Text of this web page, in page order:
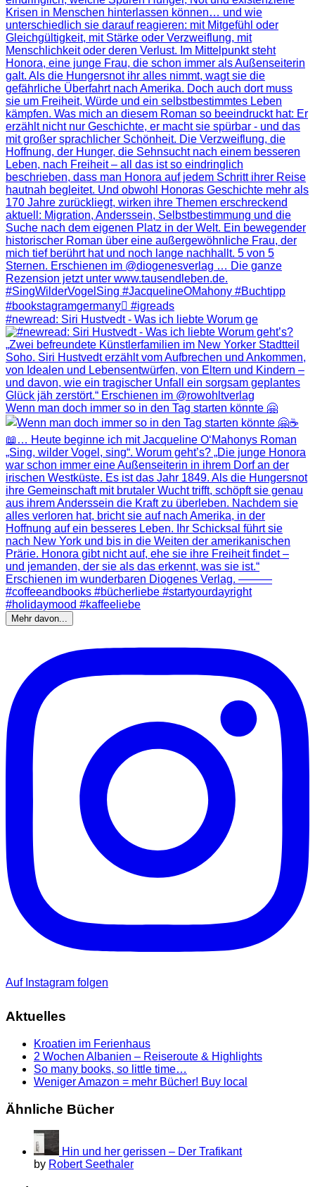
#newread: Siri Hustvedt - Was ich liebte Worum ge
Wenn man doch immer so in den Tag starten könnte 🤗
Mehr davon...
Auf Instagram folgen
Aktuelles
Kroatien im Ferienhaus
2 Wochen Albanien – Reiseroute & Highlights
So many books, so little time…
Weniger Amazon = mehr Bücher! Buy local
Ähnliche Bücher
Hin und her gerissen – Der Trafikant
by Robert Seethaler